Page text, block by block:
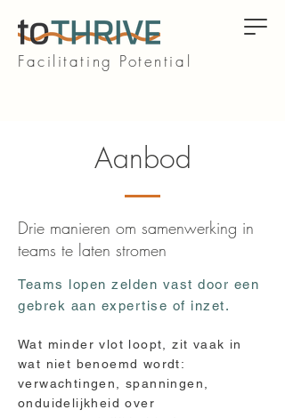
Facilitating Potential
Aanbod
Drie manieren om samenwerking in
teams te laten stromen
Teams lopen zelden vast door een
gebrek aan expertise of inzet.
Wat minder vlot loopt, zit vaak in
wat niet benoemd wordt:
verwachtingen, spanningen,
onduidelijkheid over